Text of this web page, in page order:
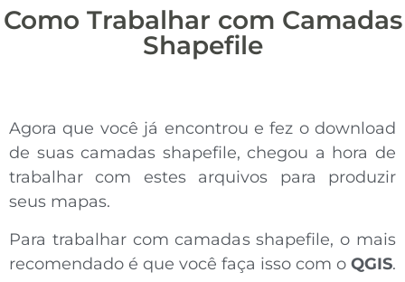
Como Trabalhar com Camadas
Shapefile
Agora que você já encontrou e fez o download
de suas camadas shapefile, chegou a hora de
trabalhar com estes arquivos para produzir
seus mapas.
Para trabalhar com camadas shapefile, o mais
recomendado é que você faça isso com o QGIS.